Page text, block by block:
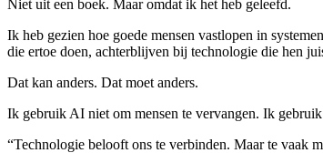
Niet uit een boek. Maar omdat ik het heb geleefd.
Ik heb gezien hoe goede mensen vastlopen in
die ertoe doen, achterblijven bij technologie die hen
Dat kan anders. Dat moet anders.
Ik gebruik AI niet om mensen te vervangen. Ik
“Technologie belooft ons te verbinden. Maar te vaak